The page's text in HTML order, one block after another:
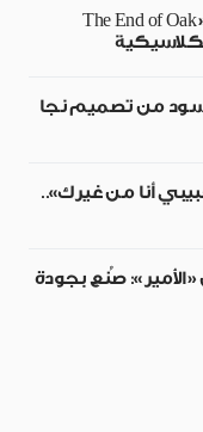
آن هاثاواي تتحدث عن فيلمها الجديد «The End of Oak
من تصميم نجا
أنا من غيرك»..
صُنع بجودة